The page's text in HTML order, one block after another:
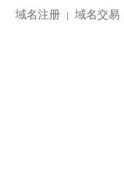
域名注册 | 域名交易